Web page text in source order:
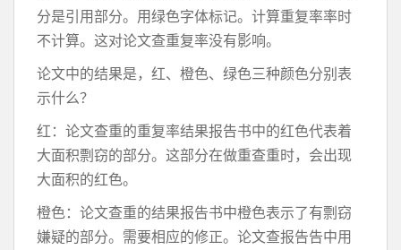
分是引用部分。用绿色字体标记。计算重复率率时
不计算。这对论文查重复率没有影响。
论文中的结果是，红、橙色、绿色三种颜色分别表
示什么？
红：论文查重的重复率结果报告书中的红色代表着
大面积剽窃的部分。这部分在做重查重时，会出现
大面积的红色。
橙色：论文查重的结果报告书中橙色表示了有剽窃
嫌疑的部分。需要相应的修正。论文查报告告中用